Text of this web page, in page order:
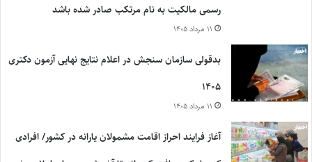
رسمی مالکیت به نام مرتکب صادر شده باشد
۱۱ مرداد ۱۴۰۵
بدقولی سازمان سنجش در اعلام نتایج نهایی آزمون دکتری
۱۴۰۵
۱۱ مرداد ۱۴۰۵
آغاز فرایند احراز اقامت مشمولان یارانه در کشور/ افرادی